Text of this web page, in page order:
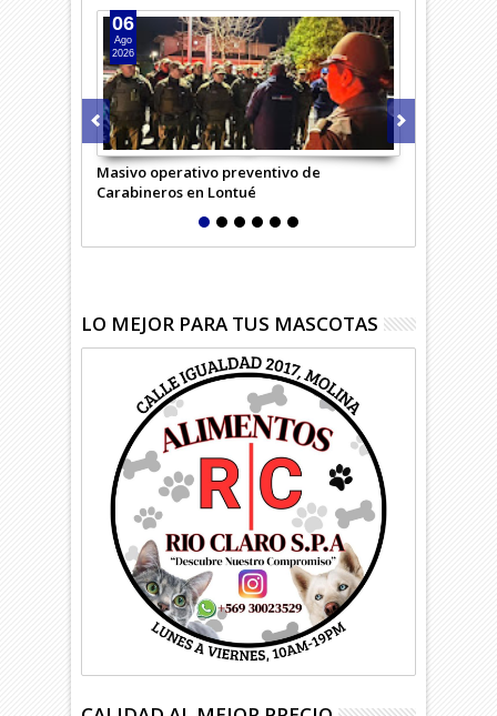
Masivo operativo preventivo de
Carabineros en Lontué
06
Ago
2026
LO MEJOR PARA TUS MASCOTAS